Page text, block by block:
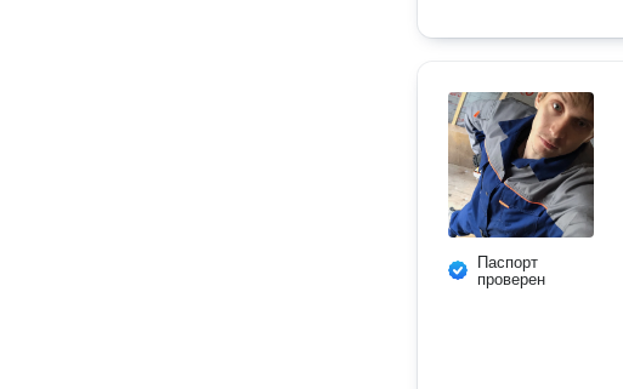
Паспорт
проверен